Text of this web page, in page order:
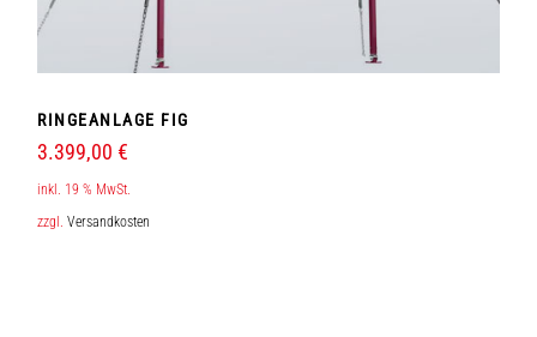
RINGEANLAGE FIG
3.399,00 €
inkl. 19 % MwSt.
zzgl.Versandkosten